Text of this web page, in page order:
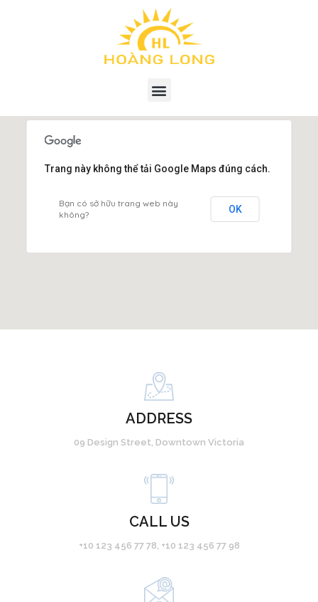
Trang này không thể tải Google Maps đúng cách.
Bạn có sở hữu trang web này
không?
OK
ADDRESS
09 Design Street, Downtown Victoria
CALL US
+10 123 456 77 78, +10 123 456 77 98